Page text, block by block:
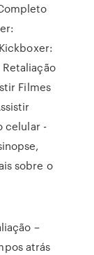
Filmes
celular -
sobre o
–
atrás